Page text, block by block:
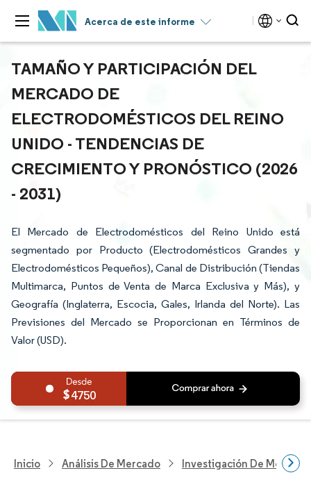
Acerca de este informe
TAMAÑO Y PARTICIPACIÓN DEL
MERCADO DE
ELECTRODOMÉSTICOS DEL REINO
UNIDO - TENDENCIAS DE
CRECIMIENTO Y PRONÓSTICO (2026
- 2031)
El Mercado de Electrodomésticos del Reino Unido está
segmentado por Producto (Electrodomésticos Grandes y
Electrodomésticos Pequeños), Canal de Distribución (Tiendas
Multimarca, Puntos de Venta de Marca Exclusiva y Más), y
Geografía (Inglaterra, Escocia, Gales, Irlanda del Norte). Las
Previsiones del Mercado se Proporcionan en Términos de
Valor (USD).
4750
Inicio Análisis De Mercado Investigación De Mejoras